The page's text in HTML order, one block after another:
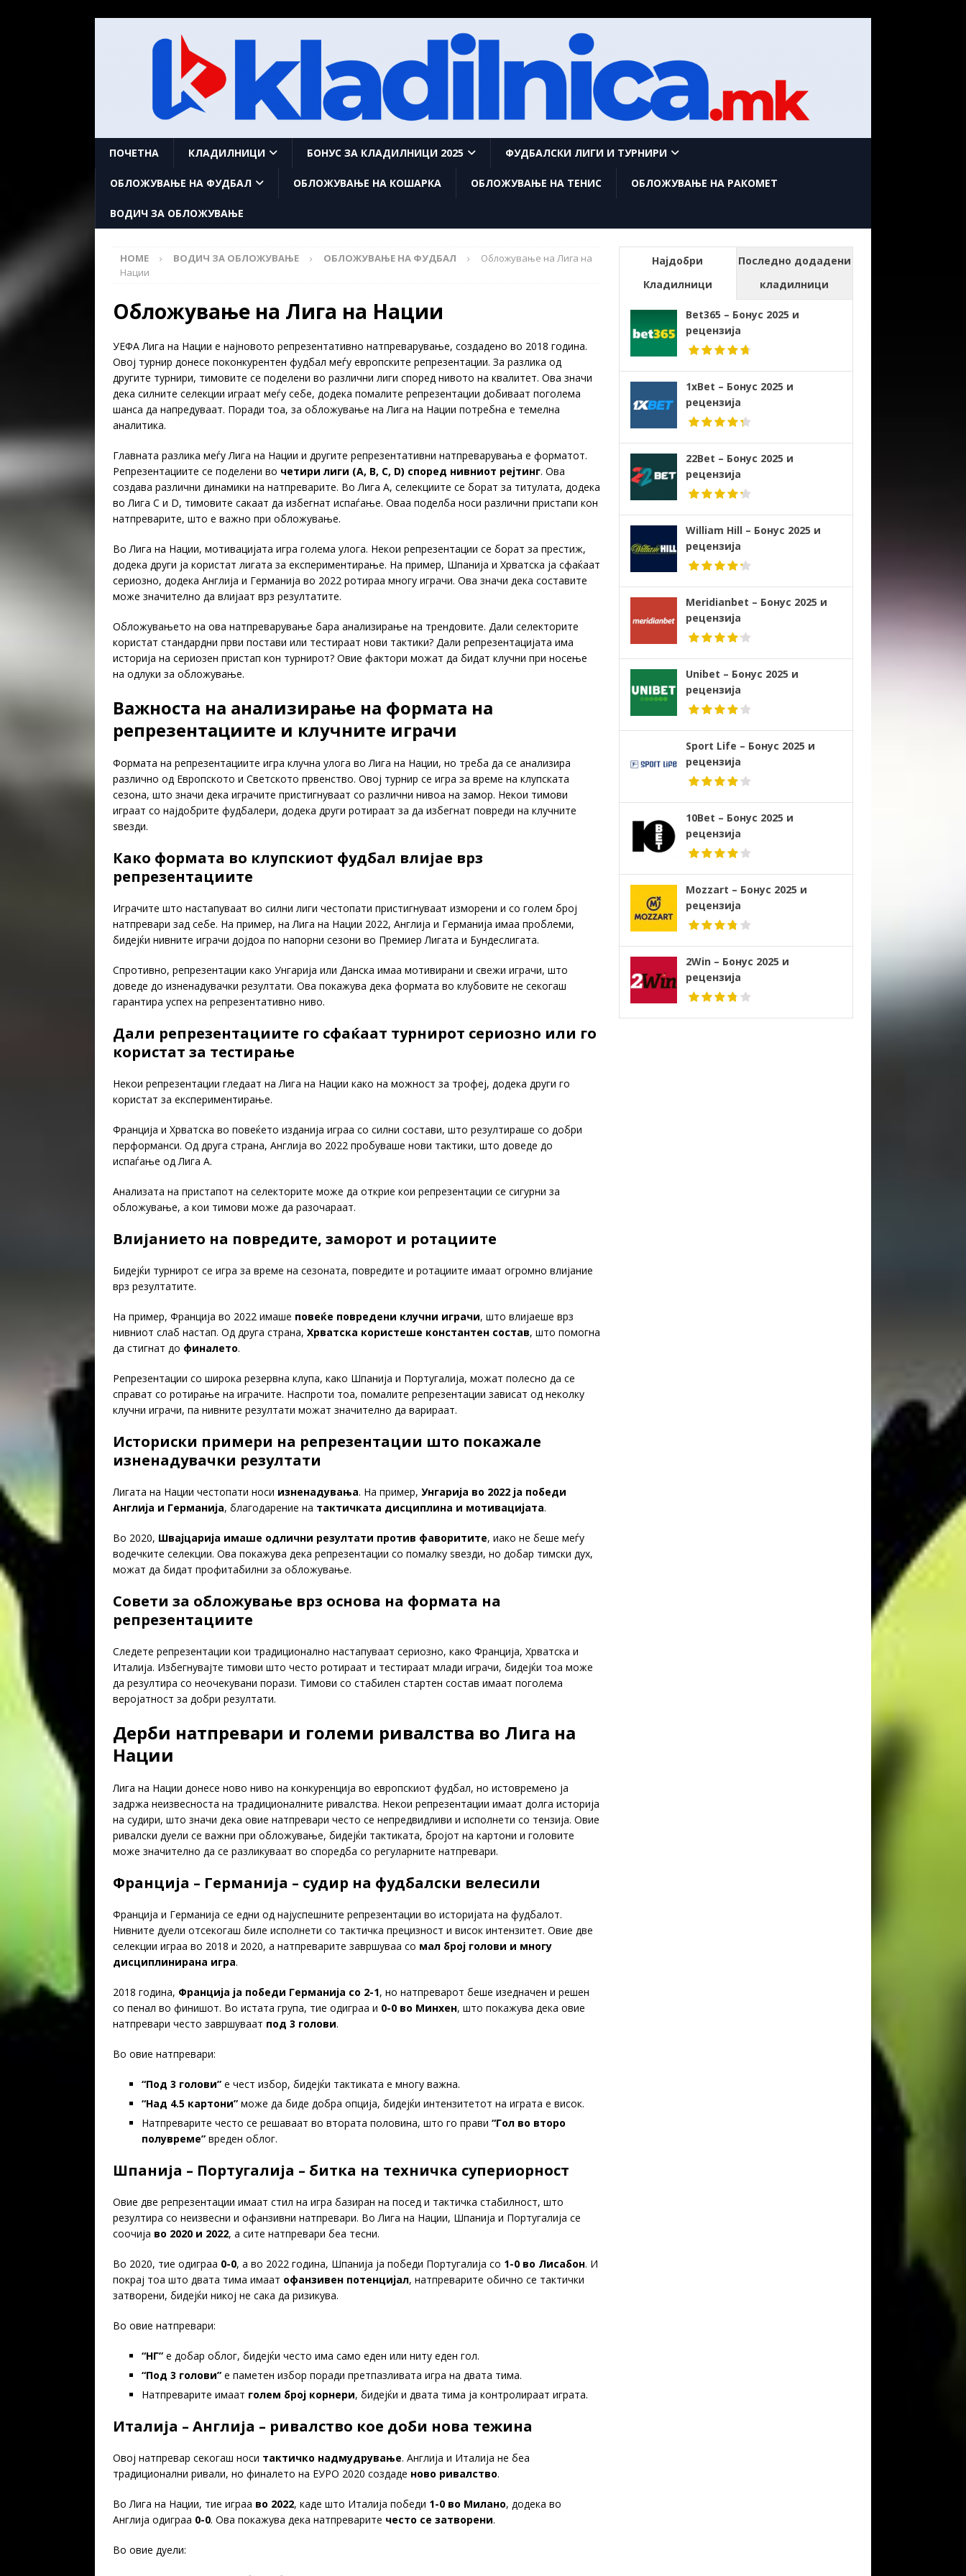
ПОЧЕТНА КЛАДИЛНИЦИ БОНУС ЗА КЛАДИЛНИЦИ 2025 ФУДБАЛСКИ ЛИГИ И ТУРНИРИ
ОБЛОЖУВАЊЕ НА ФУДБАЛ ОБЛОЖУВАЊЕ НА КОШАРКА ОБЛОЖУВАЊЕ НА ТЕНИС ОБЛОЖУВАЊЕ НА РАКОМЕТ
ВОДИЧ ЗА ОБЛОЖУВАЊЕ
HOME ВОДИЧ ЗА ОБЛОЖУВАЊЕ ОБЛОЖУВАЊЕ НА ФУДБАЛ
Обложување на Лига на
Нации
Обложување на Лига на Нации
УЕФА Лига на Нации е најновото репрезентативно натпреварување, создадено во 2018 година.
Овој турнир донесе поконкурентен фудбал меѓу европските репрезентации. За разлика од
другите турнири, тимовите се поделени во различни лиги според нивото на квалитет. Ова значи
дека силните селекции играат меѓу себе, додека помалите репрезентации добиваат поголема
шанса да напредуваат. Поради тоа, за обложување на Лига на Нации потребна е темелна
аналитика.
Главната разлика меѓу Лига на Нации и другите репрезентативни натпреварувања е форматот.
Репрезентациите се поделени во четири лиги (A, B, C, D) според нивниот рејтинг. Ова
создава различни динамики на натпреварите. Во Лига А, селекциите се борат за титулата, додека
во Лига C и D, тимовите сакаат да избегнат испаѓање. Оваа поделба носи различни пристапи кон
натпреварите, што е важно при обложување.
Во Лига на Нации, мотивацијата игра голема улога. Некои репрезентации се борат за престиж,
додека други ја користат лигата за експериментирање. На пример, Шпанија и Хрватска ја сфаќаат
сериозно, додека Англија и Германија во 2022 ротираа многу играчи. Ова значи дека составите
може значително да влијаат врз резултатите.
Обложувањето на ова натпреварување бара анализирање на трендовите. Дали селекторите
користат стандардни први постави или тестираат нови тактики? Дали репрезентацијата има
историја на сериозен пристап кон турнирот? Овие фактори можат да бидат клучни при носење
на одлуки за обложување.
Важноста на анализирање на формата на
репрезентациите и клучните играчи
Формата на репрезентациите игра клучна улога во Лига на Нации, но треба да се анализира
различно од Европското и Светското првенство. Овој турнир се игра за време на клупската
сезона, што значи дека играчите пристигнуваат со различни нивоа на замор. Некои тимови
играат со најдобрите фудбалери, додека други ротираат за да избегнат повреди на клучните
ѕвезди.
Како формата во клупскиот фудбал влијае врз
репрезентациите
Играчите што настапуваат во силни лиги честопати пристигнуваат изморени и со голем број
натпревари зад себе. На пример, на Лига на Нации 2022, Англија и Германија имаа проблеми,
бидејќи нивните играчи дојдоа по напорни сезони во Премиер Лигата и Бундеслигата.
Спротивно, репрезентации како Унгарија или Данска имаа мотивирани и свежи играчи, што
доведе до изненадувачки резултати. Ова покажува дека формата во клубовите не секогаш
гарантира успех на репрезентативно ниво.
Дали репрезентациите го сфаќаат турнирот сериозно или го
користат за тестирање
Некои репрезентации гледаат на Лига на Нации како на можност за трофеј, додека други го
користат за експериментирање.
Франција и Хрватска во повеќето изданија играа со силни состави, што резултираше со добри
перформанси. Од друга страна, Англија во 2022 пробуваше нови тактики, што доведе до
испаѓање од Лига А.
Анализата на пристапот на селекторите може да открие кои репрезентации се сигурни за
обложување, а кои тимови може да разочараат.
Влијанието на повредите, заморот и ротациите
Бидејќи турнирот се игра за време на сезоната, повредите и ротациите имаат огромно влијание
врз резултатите.
На пример, Франција во 2022 имаше повеќе повредени клучни играчи, што влијаеше врз
нивниот слаб настап. Од друга страна, Хрватска користеше константен состав, што помогна
да стигнат до финалето.
Репрезентации со широка резервна клупа, како Шпанија и Португалија, можат полесно да се
справат со ротирање на играчите. Наспроти тоа, помалите репрезентации зависат од неколку
клучни играчи, па нивните резултати можат значително да варираат.
Историски примери на репрезентации што покажале
изненадувачки резултати
Лигата на Нации честопати носи изненадувања. На пример, Унгарија во 2022 ја победи
Англија и Германија, благодарение на тактичката дисциплина и мотивацијата.
Во 2020, Швајцарија имаше одлични резултати против фаворитите, иако не беше меѓу
водечките селекции. Ова покажува дека репрезентации со помалку ѕвезди, но добар тимски дух,
можат да бидат профитабилни за обложување.
Совети за обложување врз основа на формата на
репрезентациите
Следете репрезентации кои традиционално настапуваат сериозно, како Франција, Хрватска и
Италија. Избегнувајте тимови што често ротираат и тестираат млади играчи, бидејќи тоа може
да резултира со неочекувани порази. Тимови со стабилен стартен состав имаат поголема
веројатност за добри резултати.
Дерби натпревари и големи ривалства во Лига на
Нации
Лига на Нации донесе ново ниво на конкуренција во европскиот фудбал, но истовремено ја
задржа неизвесноста на традиционалните ривалства. Некои репрезентации имаат долга историја
на судири, што значи дека овие натпревари често се непредвидливи и исполнети со тензија. Овие
ривалски дуели се важни при обложување, бидејќи тактиката, бројот на картони и головите
може значително да се разликуваат во споредба со регуларните натпревари.
Франција – Германија – судир на фудбалски велесили
Франција и Германија се едни од најуспешните репрезентации во историјата на фудбалот.
Нивните дуели отсекогаш биле исполнети со тактичка прецизност и висок интензитет. Oвие две
селекции играа во 2018 и 2020, а натпреварите завршуваа со мал број голови и многу
дисциплинирана игра.
2018 година, Франција ја победи Германија со 2-1, но натпреварот беше изедначен и решен
со пенал во финишот. Во истата група, тие одиграа и 0-0 во Минхен, што покажува дека овие
натпревари често завршуваат под 3 голови.
Во овие натпревари:
“Под 3 голови” е чест избор, бидејќи тактиката е многу важна.
“Над 4.5 картони” може да биде добра опција, бидејќи интензитетот на играта е висок.
Натпреварите често се решаваат во втората половина, што го прави “Гол во второ
полувреме” вреден облог.
Шпанија – Португалија – битка на техничка супериорност
Овие две репрезентации имаат стил на игра базиран на посед и тактичка стабилност, што
резултира со неизвесни и офанзивни натпревари. Во Лига на Нации, Шпанија и Португалија се
соочија во 2020 и 2022, а сите натпревари беа тесни.
Во 2020, тие одиграа 0-0, а во 2022 година, Шпанија ја победи Португалија со 1-0 во Лисабон. И
покрај тоа што двата тима имаат офанзивен потенцијал, натпреварите обично се тактички
затворени, бидејќи никој не сака да ризикува.
Во овие натпревари:
“НГ” е добар облог, бидејќи често има само еден или ниту еден гол.
“Под 3 голови” е паметен избор поради претпазливата игра на двата тима.
Натпреварите имаат голем број корнери, бидејќи и двата тима ја контролираат играта.
Италија – Англија – ривалство кое доби нова тежина
Овој натпревар секогаш носи тактичко надмудрување. Англија и Италија не беа
традиционални ривали, но финалето на ЕУРО 2020 создаде ново ривалство.
Во Лига на Нации, тие играа во 2022, каде што Италија победи 1-0 во Милано, додека во
Англија одиграа 0-0. Ова покажува дека натпреварите често се затворени.
Во овие дуели:
Најдобри
Кладилници
Последно додадени
кладилници
Bet365 – Бонус 2025 и
рецензија
1xBet – Бонус 2025 и
рецензија
22Bet – Бонус 2025 и
рецензија
William Hill – Бонус 2025 и
рецензија
Meridianbet – Бонус 2025 и
рецензија
Unibet – Бонус 2025 и
рецензија
Sport Life – Бонус 2025 и
рецензија
10Bet – Бонус 2025 и
рецензија
Mozzart – Бонус 2025 и
рецензија
2Win – Бонус 2025 и
рецензија